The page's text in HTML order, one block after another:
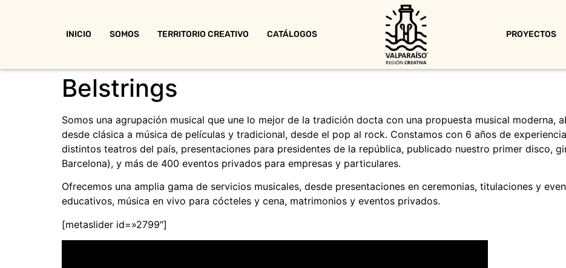
INICIO SOMOS TERRITORIO CREATIVO CATÁLOGOS PROYECTOS
Belstrings
Somos una agrupación musical que une lo mejor de la tradición docta con una propuesta musical moderna,
desde clásica a música de películas y tradicional, desde el pop al rock. Constamos con 6 años de
distintos teatros del país, presentaciones para presidentes de la república, publicado nuestro primer disco,
Barcelona), y más de 400 eventos privados para empresas y particulares.
Ofrecemos una amplia gama de servicios musicales, desde presentaciones en ceremonias, titulaciones y
educativos, música en vivo para cócteles y cena, matrimonios y eventos privados.
[metaslider id=»2799″]